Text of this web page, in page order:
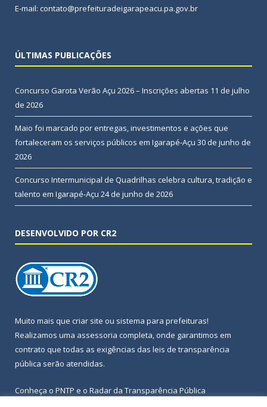
E-mail: contato@prefeituradeigarapeacu.pa.gov.br
ÚLTIMAS PUBLICAÇÕES
Concurso Garota Verão Açu 2026 – Inscrições abertas 11 de julho
de 2026
Maio foi marcado por entregas, investimentos e ações que
fortaleceram os serviços públicos em Igarapé-Açu 30 de junho de
2026
Concurso Intermunicipal de Quadrilhas celebra cultura, tradição e
talento em Igarapé-Açu 24 de junho de 2026
DESENVOLVIDO POR CR2
Muito mais que criar site ou sistema para prefeituras!
Realizamos uma assessoria completa, onde garantimos em
contrato que todas as exigências das leis de transparência
pública serão atendidas.
Conheça o PNTP e o Radar da Transparência Pública